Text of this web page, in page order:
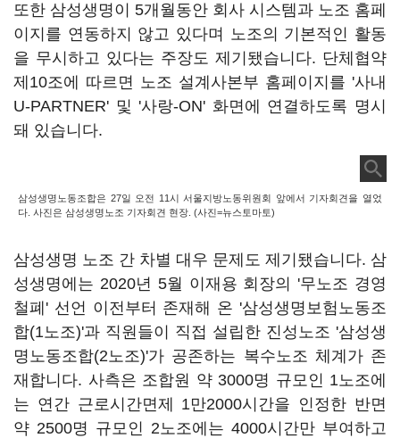
또한 삼성생명이 5개월동안 회사 시스템과 노조 홈페
이지를 연동하지 않고 있다며 노조의 기본적인 활동
을 무시하고 있다는 주장도 제기됐습니다. 단체협약
제10조에 따르면 노조 설계사본부 홈페이지를 '사내
U-PARTNER' 및 '사랑-ON' 화면에 연결하도록 명시
돼 있습니다.
삼성생명노동조합은 27일 오전 11시 서울지방노동위원회 앞에서 기자회견을 열었
다. 사진은 삼성생명노조 기자회견 현장. (사진=뉴스토마토)
삼성생명 노조 간 차별 대우 문제도 제기됐습니다. 삼
성생명에는 2020년 5월 이재용 회장의 '무노조 경영
철폐' 선언 이전부터 존재해 온 '삼성생명보험노동조
합(1노조)'과 직원들이 직접 설립한 진성노조 '삼성생
명노동조합(2노조)'가 공존하는 복수노조 체계가 존
재합니다. 사측은 조합원 약 3000명 규모인 1노조에
는 연간 근로시간면제 1만2000시간을 인정한 반면
약 2500명 규모인 2노조에는 4000시간만 부여하고